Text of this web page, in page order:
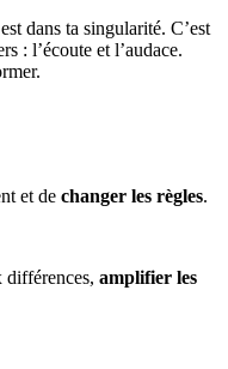
dans ta singularité. C’est
: l’écoute et l’audace.
et de changer les règles.
différences, amplifier les